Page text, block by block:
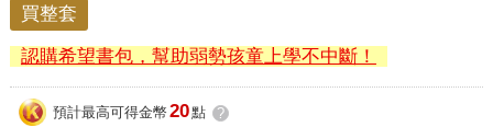
買整套
認購希望書包，幫助弱勢孩童上學不中斷！
預計最高可得金幣 20點 ?